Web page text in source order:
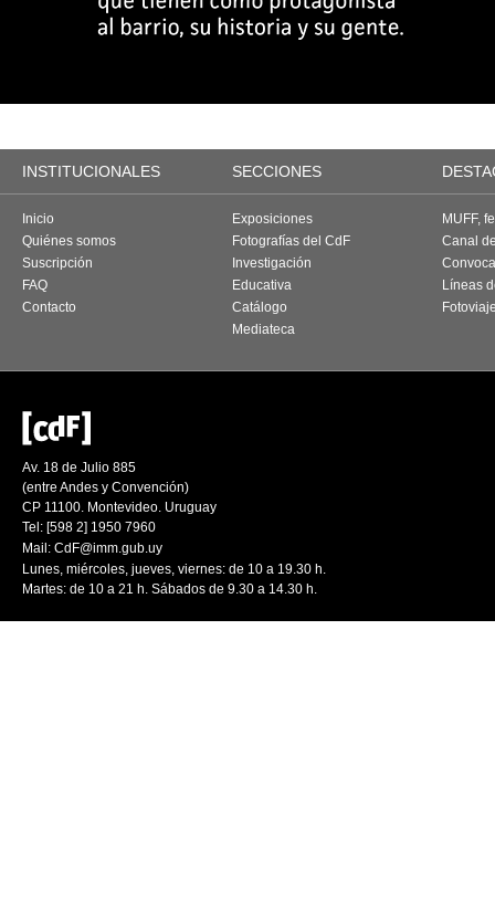
INSTITUCIONALES SECCIONES
Inicio
Quiénes somos
Suscripción
FAQ
Contacto
Exposiciones
Fotografías del CdF
Investigación
Educativa
Catálogo
Mediateca
MUFF,
Canal
Líneas
Av. 18 de Julio 885
(entre Andes y Convención)
CP 11100. Montevideo. Uruguay
Tel: [598 2] 1950 7960
Mail: CdF@imm.gub.uy
Lunes, miércoles, jueves, viernes: de 10 a 19.30 h.
Martes: de 10 a 21 h. Sábados de 9.30 a 14.30 h.